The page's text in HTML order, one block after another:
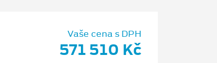
Vaše cena s DPH
571 510 Kč